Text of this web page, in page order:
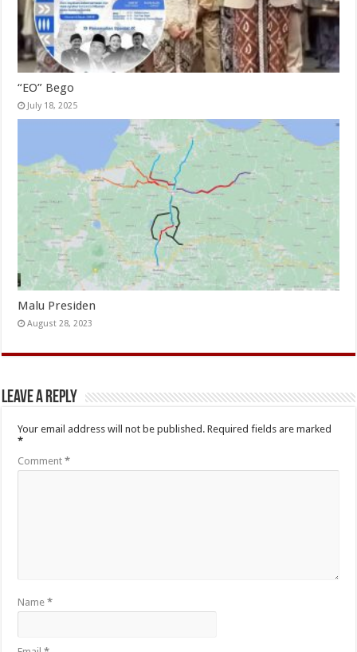
“EO” Bego
July 18, 2025
Malu Presiden
August 28, 2023
Leave a Reply
Your email address will not be published. Required fields are marked
*
Comment*
Name*